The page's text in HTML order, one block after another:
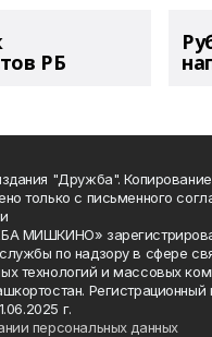
РБ
"Дружба".
только с письменного
МИШКИНО»
по надзору в сфере
технологий и массовых
г.
персональных данных